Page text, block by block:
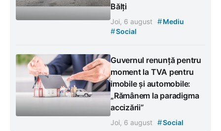
Bălți
Joi, 6 august #Mediu
#Social
Guvernul renunță pentru
moment la TVA pentru
imobile și automobile:
„Rămânem la paradigma
accizării”
Joi, 6 august #Social